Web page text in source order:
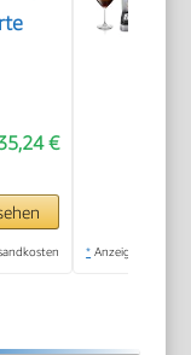
3€
* Anzeige